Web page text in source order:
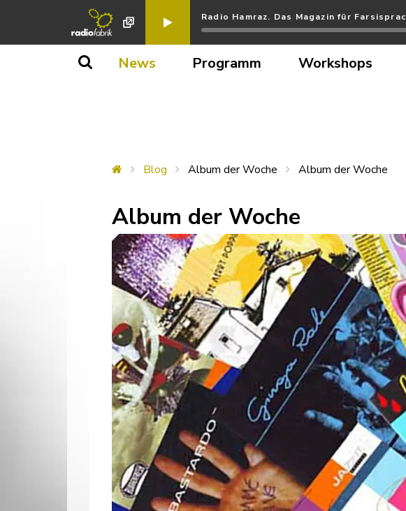
Radio Hamraz. Das Magazin für
News Programm Workshops
Blog Album der Woche Album der Woche
Album der Woche